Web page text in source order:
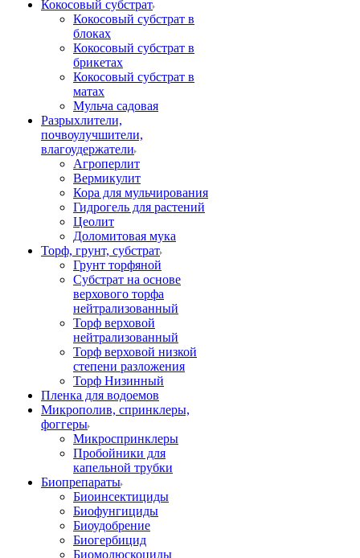
Кокосовый субстрат
Кокосовый субстрат в
блоках
Кокосовый субстрат в
брикетах
Кокосовый субстрат в
матах
Мульча садовая
Разрыхлители,
почвоулучшители,
влагоудержатели
Агроперлит
Вермикулит
Кора для мульчирования
Гидрогель для растений
Цеолит
Доломитовая мука
Торф, грунт, субстрат
Грунт торфяной
Субстрат на основе
верхового торфа
нейтрализованный
Торф верховой
нейтрализованный
Торф верховой низкой
степени разложения
Торф Низинный
Пленка для водоемов
Микрополив, спринклеры,
фоггеры
Микроспринклеры
Пробойники для
капельной трубки
Биопрепараты
Биоинсектициды
Биофунгициды
Биоудобрение
Биогербицид
Биомолюскоциды